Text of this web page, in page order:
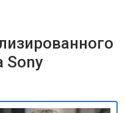
Sony